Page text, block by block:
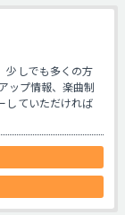
少しでも多くの方
ップ情報、楽曲制
していただければ